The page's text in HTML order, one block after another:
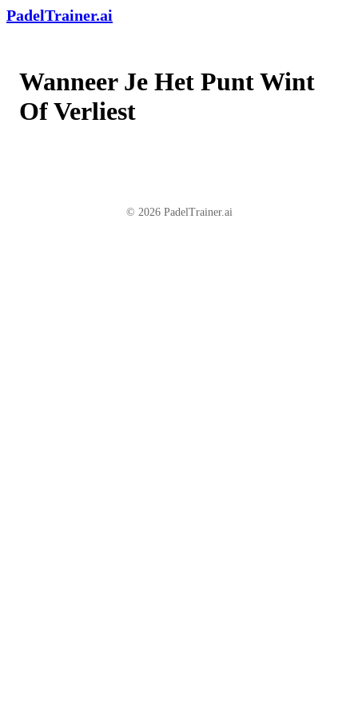
PadelTrainer.ai
Wanneer Je Het Punt Wint
Of Verliest
© 2026 PadelTrainer.ai